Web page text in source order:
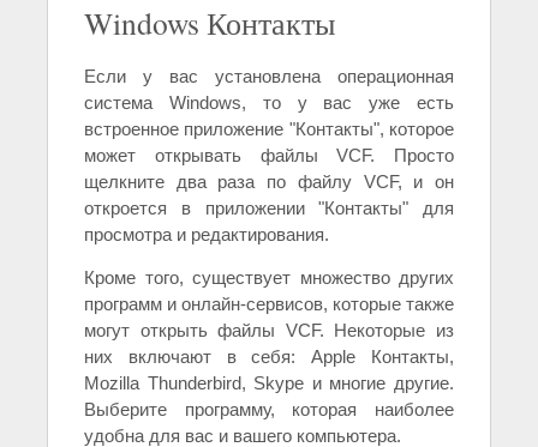
Windows Контакты
Если у вас установлена операционная
система Windows, то у вас уже есть
встроенное приложение "Контакты", которое
может открывать файлы VCF. Просто
щелкните два раза по файлу VCF, и он
откроется в приложении "Контакты" для
просмотра и редактирования.
Кроме того, существует множество других
программ и онлайн-сервисов, которые также
могут открыть файлы VCF. Некоторые из
них включают в себя: Apple Контакты,
Mozilla Thunderbird, Skype и многие другие.
Выберите программу, которая наиболее
удобна для вас и вашего компьютера.